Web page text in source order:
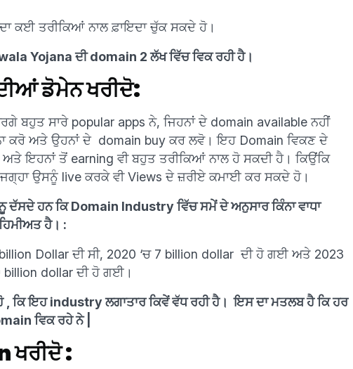
ਕਈ ਤਰੀਕਿਆਂ ਨਾਲ ਫ਼ਾਇਦਾ ਚੁੱਕ ਸਕਦੇ ਹੋ।
Yojana ਦੀ domain 2 ਲੱਖ ਵਿੱਚ ਵਿਕ ਰਹੀ ਹੈ।
ਡੋਮੇਨ ਖਰੀਦੋ:
ਬਹੁਤ ਸਾਰੇ popular apps ਨੇ, ਜਿਹਨਾਂ ਦੇ domain available ਨਹੀਂ
ਕਰੋ ਅਤੇ ਉਹਨਾਂ ਦੇ domain buy ਕਰ ਲਵੋ। ਇਹ Domain ਵਿਕਣ ਦੇ
ਇਹਨਾਂ ਤੋਂ earning ਵੀ ਬਹੁਤ ਤਰੀਕਿਆਂ ਨਾਲ ਹੋ ਸਕਦੀ ਹੈ। ਕਿਉਂਕਿ
ਉਸਨੂੰ live ਕਰਕੇ ਵੀ Views ਦੇ ਜ਼ਰੀਏ ਕਮਾਈ ਕਰ ਸਕਦੇ ਹੋ।
ਹਨ ਕਿ Domain Industry ਵਿੱਚ ਸਮੇਂ ਦੇ ਅਨੁਸਾਰ ਕਿੰਨਾ ਵਾਧਾ
ਹੈ। :
Dollar ਦੀ ਸੀ, 2020 ‘ਚ 7 billion dollar ਦੀ ਹੋ ਗਈ ਅਤੇ 2023
dollar ਦੀ ਹੋ ਗਈ।
, ਕਿ ਇਹ industry ਲਗਾਤਾਰ ਕਿਵੇਂ ਵੱਧ ਰਹੀ ਹੈ। ਇਸ ਦਾ ਮਤਲਬ ਹੈ ਕਿ ਹਰ
ਵਿਕ ਰਹੇ ਨੇ |
ਖਰੀਦੋ :